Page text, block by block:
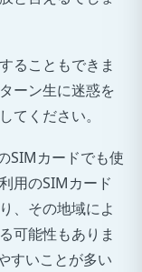
ることもできま
ーン生に迷惑を
てください。
SIMカードでも使
用のSIMカード
、その地域によ
可能性もありま
すいことが多い